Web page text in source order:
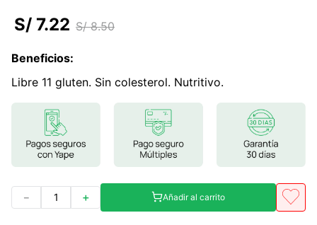
7.
glicinato magnesio
proteina
S/ 8.50
S/ 7.22
Beneficios:
Libre 11 gluten. Sin colesterol. Nutritivo.
＋
－ Añadir al carrito